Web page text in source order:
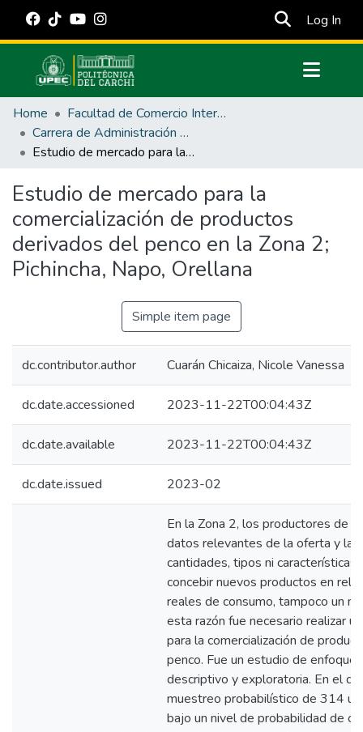
Log In
Communities & Collections
All of DSpace
Statistics
Estadísticas Externas
Manuales
Home
Facultad de Comercio Internacional, Integración, Administración y Economía Empresarial
Carrera de Administración de Empresas y Marketing
Estudio de mercado para la comercialización de productos derivados del penco en la Zona 2; Pichincha, Napo, Orellana
Estudio de mercado para la
comercialización de productos
derivados del penco en la Zona 2;
Pichincha, Napo, Orellana
Simple item page
dc.contributor.author Cuarán Chicaiza, Nicole Vanessa
dc.date.accessioned 2023-11-22T00:04:43Z
dc.date.available 2023-11-22T00:04:43Z
dc.date.issued 2023-02
En la Zona 2, los productores de
datos relevantes de la oferta y la
cantidades, tipos ni características
concebir nuevos productos en
reales de consumo, tampoco un
esta razón fue necesario realizar
para la comercialización de
penco. Fue un estudio de
descriptivo y exploratoria. En el
muestreo probabilístico de 314
bajo un nivel de probabilidad de